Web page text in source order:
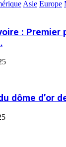
Asie Europe
:
dôme d’or